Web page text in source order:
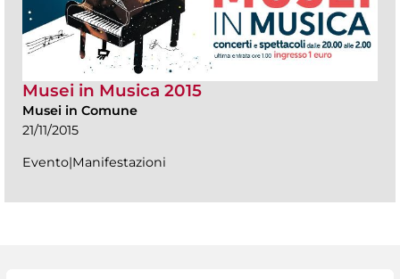
Musei in Musica 2015
Musei in Comune
21/11/2015
Evento|Manifestazioni